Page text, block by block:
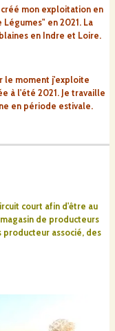
mon exploitation en
en 2021. La
en Indre et Loire.
le moment j'exploite
à l'été 2021. Je travaille
en période estivale.
en commande en
court afin d'être au
de producteurs
producteur associé, des